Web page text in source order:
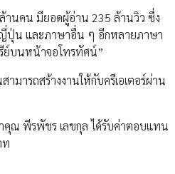
านคน มียอดผู้อ่าน 235 ล้านวิว ซึ่ง
ปุ่น และภาษาอื่น ๆ อีกหลายภาษา
ย์บนหน้าจอโทรทัศน์”
มารถสร้างงานให้กับครีเอเตอร์ผ่าน
ณ พีรพัชร เลขกุล ได้รับค่าตอบแทน
ท